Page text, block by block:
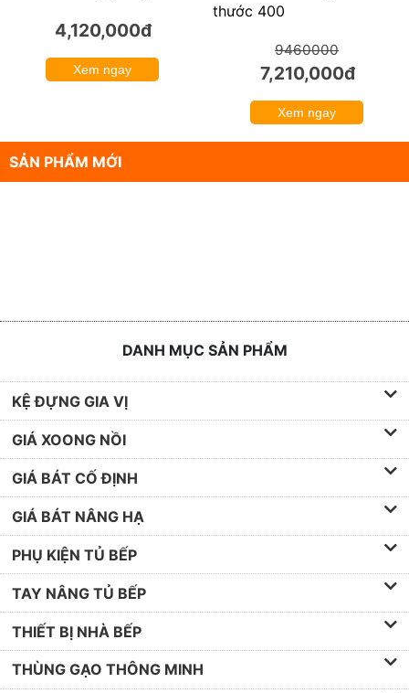
4,120,000đ
Xem ngay
thước 400
9460000
7,210,000đ
Xem ngay
SẢN PHẨM MỚI
DANH MỤC SẢN PHẨM
KỆ ĐỰNG GIA VỊ
GIÁ XOONG NỒI
GIÁ BÁT CỐ ĐỊNH
GIÁ BÁT NÂNG HẠ
PHỤ KIỆN TỦ BẾP
TAY NÂNG TỦ BẾP
THIẾT BỊ NHÀ BẾP
THÙNG GẠO THÔNG MINH